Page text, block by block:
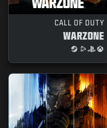
CALL OF DUTY
WARZONE